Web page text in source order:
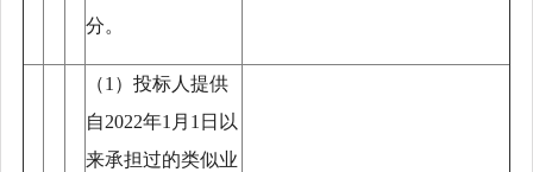
分。
（1）投标人提供
自2022年1月1日以
来承担过的类似业